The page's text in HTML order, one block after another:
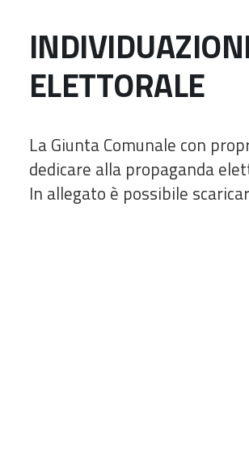
ELETTORALE
La Giunta Comunale con
dedicare alla propaganda
In allegato è possibile